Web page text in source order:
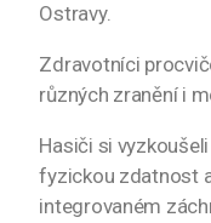
Ostravy.
Zdravotníci
různých zranění i
Hasiči si
fyzickou zdatnost
integrovaném